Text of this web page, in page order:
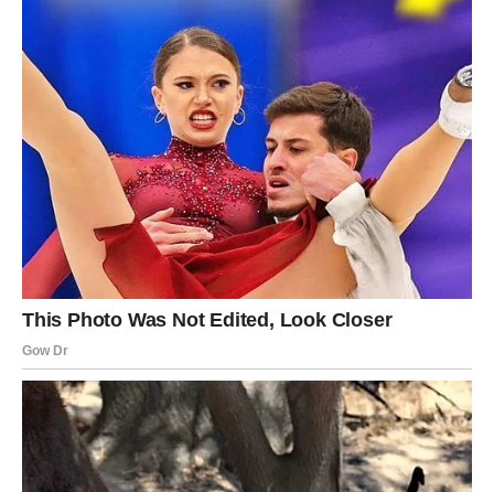
Pozitivna energija privlači sreću
Što budete opušteniji, to će vam život donositi ljepše
stvari.
JARAC
Jarčevi konačno osjećaju da njihov trud nije bio uzaludan.
Poslovna situacija se stabilizuje, a finansije postaju
mnogo bolje.
U ljubavi dolazi osoba ili trenutak koji vam vraća osjećaj
Vrijeme velikih nagrada
Sve ono što ste gradili sada dolazi na svoje mjesto.